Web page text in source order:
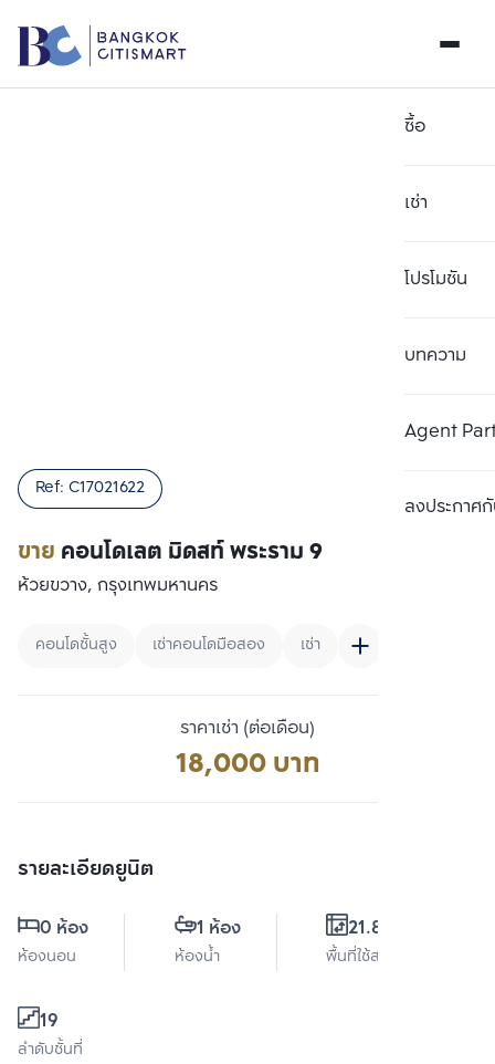
ซื้อ
เช่า
โปรโมชัน
บทความ
Agent
ลงประกาศกั
ขาย คอนโดเลต มิดสท์ พระราม 9
Ref: C17021622
ห้วยขวาง, กรุงเทพมหานคร
คอนโดชั้นสูง เช่าคอนโดมือสอง เช่า
ราคาเช่า (ต่อเดือน)
18,000 บาท
รายละเอียดยูนิต
0 ห้อง
ห้องนอน
1 ห้อง
ห้องน้ำ
21.82 ตร.ม.
พื้นที่ใช้สอย
19
ลำดับชั้นที่